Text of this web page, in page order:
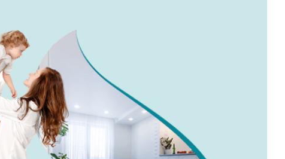
Besoin d'une solution
d'entreprise personnalisée
?
Contactez notre équipe pour
discuter d’une solution adaptée